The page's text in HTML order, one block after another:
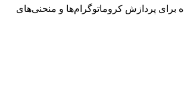
برای پردازش کروماتوگرام‌ها و منحنی‌های